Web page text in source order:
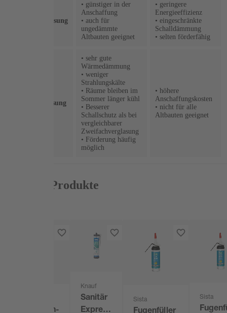
Zweifachverglasung
• günstiger in der
Anschaffung
• auch für
ungedämmte
Altbauten geeignet
• geringere
Energieeffizienz
• eingeschränkte
Schalldämmung
• selten förderfähig
Dreifachverglasung
• sehr gute
Wärmedämmung
• weniger
Strahlungskälte
• Räume bleiben im
Sommer länger kühl
• Besserer
Schallschutz als bei
vergleichbarer
Zweifachverglasung
• Förderung häufig
möglich
• höhere
Anschaffungskosten
• nicht für alle
Altbauten geeignet
Passende Produkte
Naturstein-
Knauf
Sanitär
Express
Sista Sista